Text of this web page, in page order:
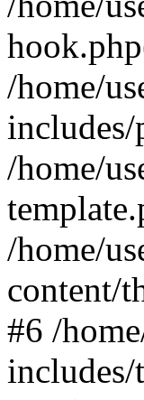
/home/
/home/
/home/
content/
#6 /